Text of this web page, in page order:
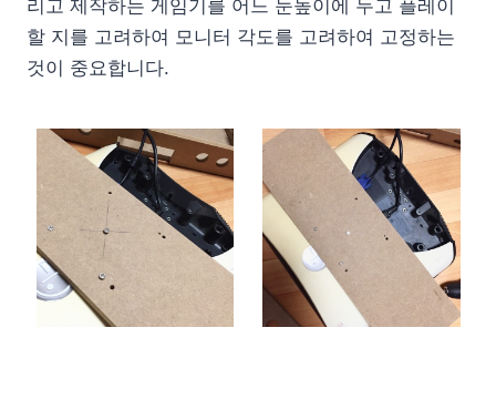
리고 제작하는 게임기를 어느 눈높이에 두고 플레이
할 지를 고려하여 모니터 각도를 고려하여 고정하는
것이 중요합니다.